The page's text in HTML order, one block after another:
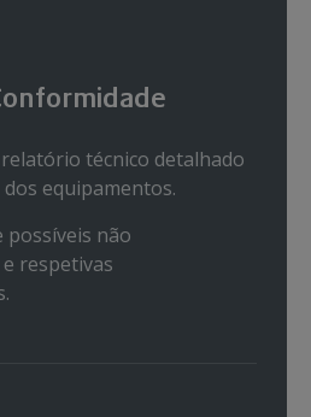
técnico detalhado
equipamentos.
possíveis não
respetivas